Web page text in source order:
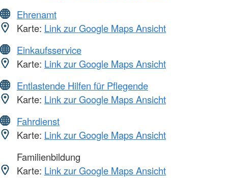
Ehrenamt
Karte: Link zur Google Maps Ansicht
Einkaufsservice
Karte: Link zur Google Maps Ansicht
Entlastende Hilfen für Pflegende
Karte: Link zur Google Maps Ansicht
Fahrdienst
Karte: Link zur Google Maps Ansicht
Familienbildung
Karte: Link zur Google Maps Ansicht